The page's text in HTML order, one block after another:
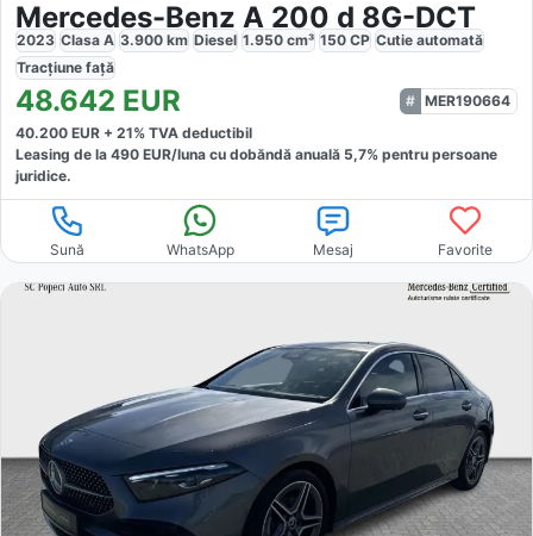
Mercedes-Benz A 200 d 8G-DCT
2023 Clasa A 3.900 km Diesel 1.950 cm³ 150 CP Cutie automată
Tracțiune față
48.642 EUR
MER190664
40.200 EUR + 21% TVA deductibil
Leasing de la 490 EUR/luna cu dobăndă anuală 5,7% pentru persoane
juridice.
Sună WhatsApp Mesaj Favorite